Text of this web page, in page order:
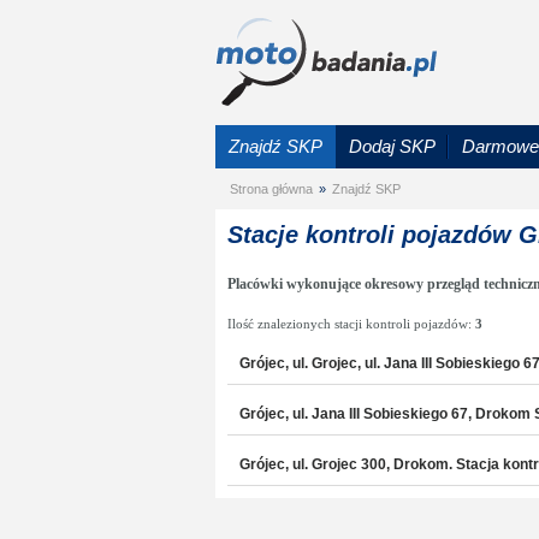
Znajdź SKP Dodaj SKP
Strona główna » Znajdź SKP
Stacje kontroli pojazdów
Placówki wykonujące okresowy przegląd
Ilość znalezionych stacji kontroli pojazdów: 3
Grójec, ul. Grojec, ul. Jana III Sobieskiego
Grójec, ul. Jana III Sobieskiego 67, Drokom
Grójec, ul. Grojec 300, Drokom. Stacja